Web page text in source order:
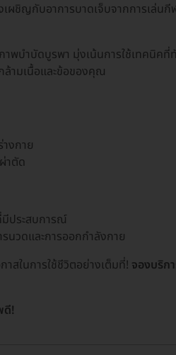
ผชิญกับอาการบาดเจ็บจากการเล่นกี
พบำบัดบูรพา มุ่งเน้นการใช้เทคนิคที่
ล้ามเนื้อและข้อของคุณ
งกาย
าตัด
มีประสบการณ์
นวดและการออกกำลังกาย
สในการใช้ชีวิตอย่างเต็มที่! จองบริก
ดี!